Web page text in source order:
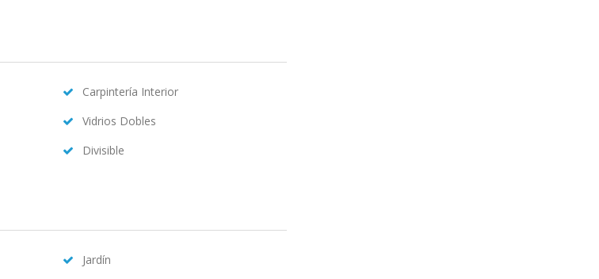
Carpintería Interior
Vidrios Dobles
Divisible
Jardín